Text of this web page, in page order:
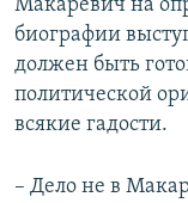
Макаревич на
биографии
должен быть
политической
всякие гадости.
– Дело не в